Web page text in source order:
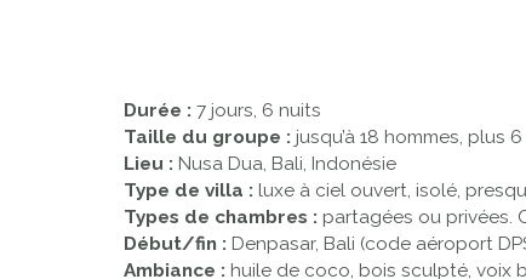
Durée : 7 jours, 6 nuits
Taille du groupe : jusqu’à 18 hommes, plus
Lieu : Nusa Dua, Bali, Indonésie
Type de villa : luxe à ciel ouvert, isolé,
Types de chambres : partagées ou privées.
Début/fin : Denpasar, Bali (code aéroport
Ambiance : huile de coco, bois sculpté, voix